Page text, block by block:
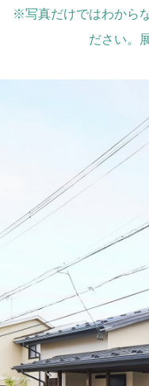
※写真だけではわから
ださい。